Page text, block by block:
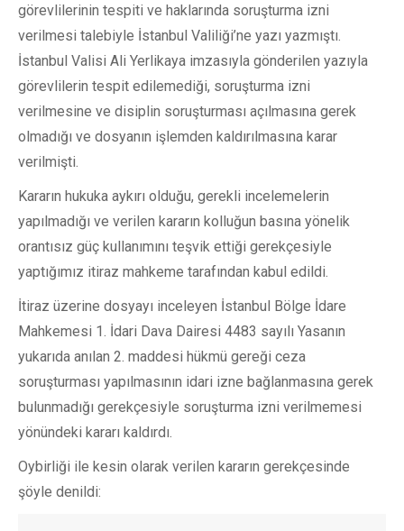
görevlilerinin tespiti ve haklarında soruşturma izni
verilmesi talebiyle İstanbul Valiliği’ne yazı yazmıştı.
İstanbul Valisi Ali Yerlikaya imzasıyla gönderilen yazıyla
görevlilerin tespit edilemediği, soruşturma izni
verilmesine ve disiplin soruşturması açılmasına gerek
olmadığı ve dosyanın işlemden kaldırılmasına karar
verilmişti.
Kararın hukuka aykırı olduğu, gerekli incelemelerin
yapılmadığı ve verilen kararın kolluğun basına yönelik
orantısız güç kullanımını teşvik ettiği gerekçesiyle
yaptığımız itiraz mahkeme tarafından kabul edildi.
İtiraz üzerine dosyayı inceleyen İstanbul Bölge İdare
Mahkemesi 1. İdari Dava Dairesi 4483 sayılı Yasanın
yukarıda anılan 2. maddesi hükmü gereği ceza
soruşturması yapılmasının idari izne bağlanmasına gerek
bulunmadığı gerekçesiyle soruşturma izni verilmemesi
yönündeki kararı kaldırdı.
Oybirliği ile kesin olarak verilen kararın gerekçesinde
şöyle denildi: